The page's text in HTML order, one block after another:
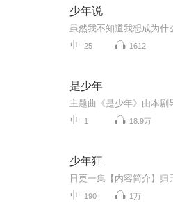
少年说
25 1612
是少年
1 18.9万
少年狂
190 1万